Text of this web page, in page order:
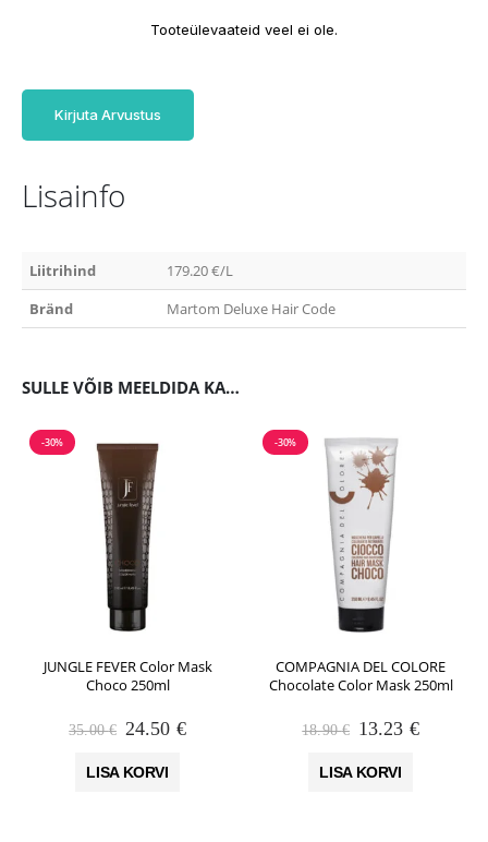
Tooteülevaateid veel ei ole.
Kirjuta Arvustus
Lisainfo
Liitrihind
179.20 €/L
Bränd
Martom Deluxe Hair Code
SULLE VÕIB MEELDIDA KA…
-30%
JUNGLE FEVER Color Mask
Choco 250ml
35.00€ Algne
oli:
24.50 €Praegune
LISA KORVI
-30%
COMPAGNIA DEL COLORE
Chocolate Color Mask 250ml
18.90€ Algne
oli:
13.23 €
LISA KORVI